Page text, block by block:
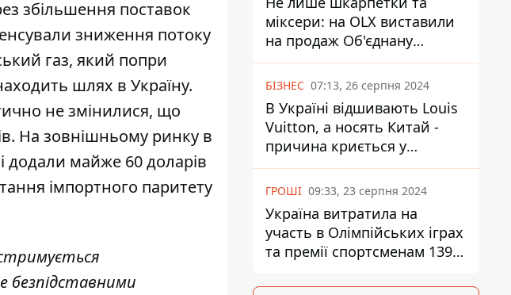
збільшення поставок
зниження потоку
газ, який попри
шлях в Україну.
не змінилися, що
На зовнішньому ринку в
додали майже 60 доларів
імпортного паритету
безпідставними
міксери: на OLX виставили
на продаж Об'єднану
Гірнично-Хімічну Компанію
за багато мільярдів
БІЗНЕС 07:13, 26 серпня 2024
В Україні відшивають Louis
Vuitton, а носять Китай -
причина криється у
податках
ГРОШІ 09:33, 23 серпня 2024
Україна витратила на
участь в Олімпійських іграх
та премії спортсменам 139,6